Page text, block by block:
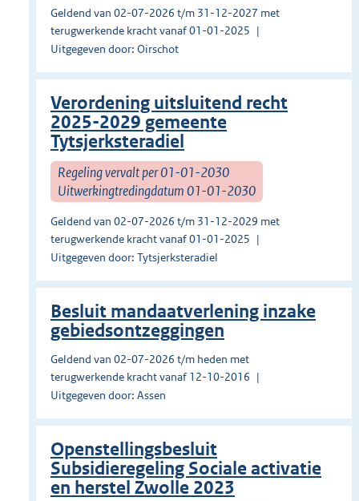
Geldend van 02-07-2026 t/m 31-12-2027 met
terugwerkende kracht vanaf 01-01-2025
Uitgegeven door: Oirschot
Verordening uitsluitend recht
2025-2029 gemeente
Tytsjerksteradiel
Regeling vervalt per 01-01-2030
Uitwerkingtredingdatum 01-01-2030
Geldend van 02-07-2026 t/m 31-12-2029 met
terugwerkende kracht vanaf 01-01-2025
Uitgegeven door: Tytsjerksteradiel
Besluit mandaatverlening inzake
gebiedsontzeggingen
Geldend van 02-07-2026 t/m heden met
terugwerkende kracht vanaf 12-10-2016
Uitgegeven door: Assen
Openstellingsbesluit
Subsidieregeling Sociale activatie
en herstel Zwolle 2023